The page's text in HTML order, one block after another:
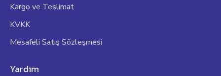
Kargo ve Teslimat
KVKK
Mesafeli Satış Sözleşmesi
Yardım